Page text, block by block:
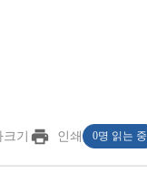
크기 print 인쇄 0명 읽는 중